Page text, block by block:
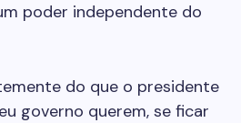
poder independente do
do que o presidente
governo querem, se ficar